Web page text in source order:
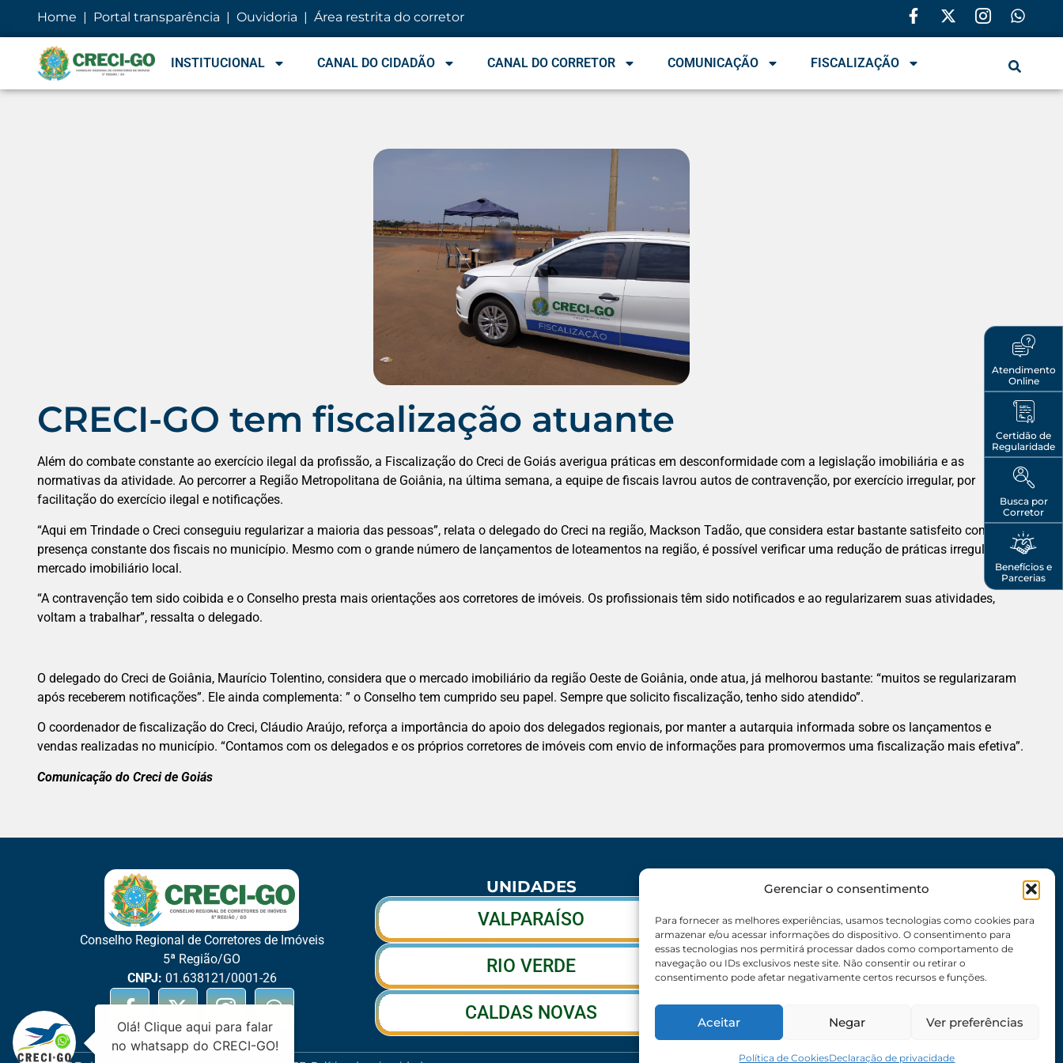
Gerenciar o consentimento
Para fornecer as melhores experiências, usamos tecnologias como cookies para
armazenar e/ou acessar informações do dispositivo. O consentimento para
essas tecnologias nos permitirá processar dados como comportamento de
navegação ou IDs exclusivos neste site. Não consentir ou retirar o
consentimento pode afetar negativamente certos recursos e funções.
Aceitar Negar Ver preferências
Política de CookiesDeclaração de privacidade
Home | Portal transparência | Ouvidoria | Área restrita do corretor
INSTITUCIONAL CANAL DO CIDADÃO CANAL DO CORRETOR COMUNICAÇÃO FISCALIZAÇÃO
Atendimento
Online
Certidão de
Regularidade
Busca por
Corretor
Benefícios e
Parcerias
CRECI-GO tem fiscalização atuante
Além do combate constante ao exercício ilegal da profissão, a Fiscalização do Creci de Goiás averigua práticas em desconformidade com a legislação imobiliária e as
normativas da atividade. Ao percorrer a Região Metropolitana de Goiânia, na última semana, a equipe de fiscais lavrou autos de contravenção, por exercício irregular, por
facilitação do exercício ilegal e notificações.
“Aqui em Trindade o Creci conseguiu regularizar a maioria das pessoas”, relata o delegado do Creci na região, Mackson Tadão, que considera estar bastante satisfeito com a
presença constante dos fiscais no município. Mesmo com o grande número de lançamentos de loteamentos na região, é possível verificar uma redução de práticas irregulares no
mercado imobiliário local.
“A contravenção tem sido coibida e o Conselho presta mais orientações aos corretores de imóveis. Os profissionais têm sido notificados e ao regularizarem suas atividades,
voltam a trabalhar”, ressalta o delegado.
O delegado do Creci de Goiânia, Maurício Tolentino, considera que o mercado imobiliário da região Oeste de Goiânia, onde atua, já melhorou bastante: “muitos se regularizaram
após receberem notificações”. Ele ainda complementa: ” o Conselho tem cumprido seu papel. Sempre que solicito fiscalização, tenho sido atendido”.
O coordenador de fiscalização do Creci, Cláudio Araújo, reforça a importância do apoio dos delegados regionais, por manter a autarquia informada sobre os lançamentos e
vendas realizadas no município. “Contamos com os delegados e os próprios corretores de imóveis com envio de informações para promovermos uma fiscalização mais efetiva”.
Comunicação do Creci de Goiás
Conselho Regional de Corretores de Imóveis
5ª Região/GO
CNPJ: 01.638121/0001-26
UNIDADES
VALPARAÍSO
RIO VERDE
CALDAS NOVAS
SEDE
62 3095-6530 / 62 3236-7350 / 62 99643-1994
(Somente WhatsApp)
Atendimento: 8:30h às 17:30h
Endereço:
Rua 56 – Palácio dos Colibris, N° 390,
Jardim Goiás, Goiânia-GO, CEP 74810240